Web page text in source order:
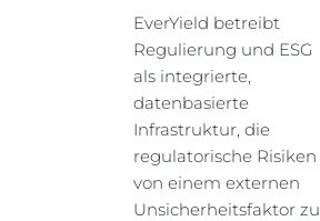
EverYield betreibt
Regulierung und ESG
als integrierte,
datenbasierte
Infrastruktur, die
regulatorische Risiken
von einem externen
Unsicherheitsfaktor zu